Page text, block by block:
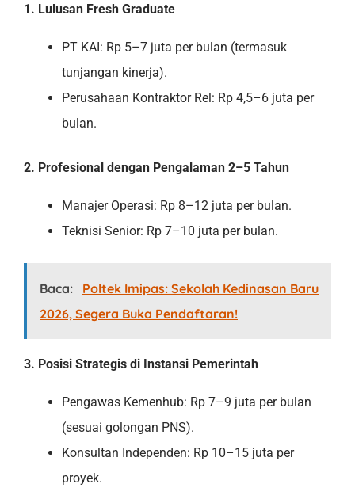
1. Lulusan Fresh Graduate
PT KAI: Rp 5–7 juta per bulan (termasuk
tunjangan kinerja).
Perusahaan Kontraktor Rel: Rp 4,5–6 juta per
bulan.
2. Profesional dengan Pengalaman 2–5 Tahun
Manajer Operasi: Rp 8–12 juta per bulan.
Teknisi Senior: Rp 7–10 juta per bulan.
Baca:
Poltek Imipas: Sekolah Kedinasan Baru
2026, Segera Buka Pendaftaran!
3. Posisi Strategis di Instansi Pemerintah
Pengawas Kemenhub: Rp 7–9 juta per bulan
(sesuai golongan PNS).
Konsultan Independen: Rp 10–15 juta per
proyek.